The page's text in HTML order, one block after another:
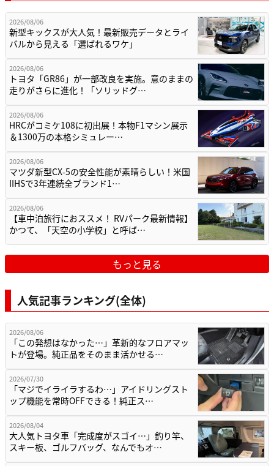
2026/08/06
新型キックスが大人気！最新販売データとライ
バルから見える「選ばれるワケ」
2026/08/06
トヨタ「GR86」が一部改良を実施。意のままの
走りがさらに進化！「ソリッドグ…
2026/08/06
HRCがコミケ108に初出展！本物F1マシン展示
＆1300万の本格シミュレー…
2026/08/06
マツダ新型CX-5の安全性能が素晴らしい！米国
IIHSで3年連続全ブランド1…
2026/08/06
【車中泊旅行におススメ！ RVパーク最新情報】
かつて、「天空の小学校」と呼ば…
もっと見る
人気記事ランキング(全体)
2026/08/06
「この発想はなかった…」革新的なフロアマッ
トが登場。純正品をそのまま活かせる…
2026/07/30
「マジでイライラするわ…」アイドリングスト
ップ機能を常時OFFできる！純正ス…
2026/08/04
大人気トヨタ車「完成度がスゴイ…」釣り竿、
スキー板、ゴルフバッグ、なんでもオ…